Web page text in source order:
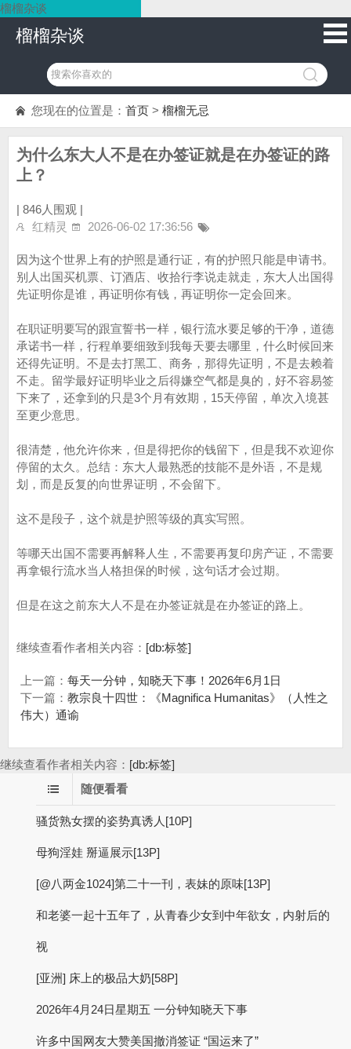
榴榴杂谈
榴榴杂谈
您现在的位置是： 首页 > 榴榴无忌
为什么东大人不是在办签证就是在办签证的路
上？
| 846人围观 |
红精灵
2026-06-02 17:36:56
因为这个世界上有的护照是通行证，有的护照只能是申请书。
别人出国买机票、订酒店、收拾行李说走就走，东大人出国得
先证明你是谁，再证明你有钱，再证明你一定会回来。
在职证明要写的跟宣誓书一样，银行流水要足够的干净，道德
承诺书一样，行程单要细致到我每天要去哪里，什么时候回来
还得先证明。不是去打黑工、商务，那得先证明，不是去赖着
不走。留学最好证明毕业之后得嫌空气都是臭的，好不容易签
下来了，还拿到的只是3个月有效期，15天停留，单次入境甚
至更少意思。
很清楚，他允许你来，但是得把你的钱留下，但是我不欢迎你
停留的太久。总结：东大人最熟悉的技能不是外语，不是规
划，而是反复的向世界证明，不会留下。
这不是段子，这个就是护照等级的真实写照。
等哪天出国不需要再解释人生，不需要再复印房产证，不需要
再拿银行流水当人格担保的时候，这句话才会过期。
但是在这之前东大人不是在办签证就是在办签证的路上。
继续查看作者相关内容： [db:标签]
上一篇： 每天一分钟，知晓天下事！2026年6月1日
下一篇： 教宗良十四世：《Magnifica Humanitas》（人性之
伟大）通谕
继续查看作者相关内容： [db:标签]
随便看看
骚货熟女摆的姿势真诱人[10P]
母狗淫娃 掰逼展示[13P]
[@八两金1024]第二十一刊，表妹的原味[13P]
和老婆一起十五年了，从青春少女到中年欲女，内射后的
视
[亚洲] 床上的极品大奶[58P]
2026年4月24日星期五 一分钟知晓天下事
许多中国网友大赞美国撤消签证 “国运来了”